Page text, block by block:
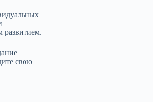
развитием.
свою